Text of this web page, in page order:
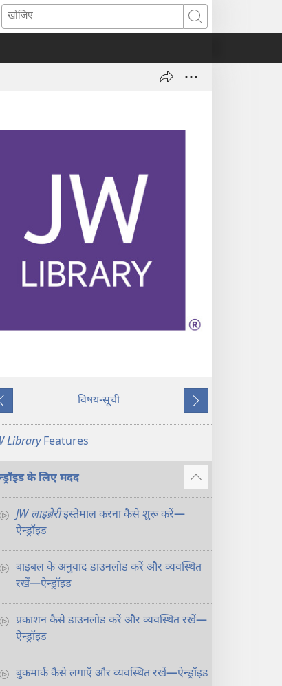
खोजिए
विषय-सूची
अगला
LibraryFeatures
के लिए मदद
Show
more
JW लाइब्रेरीइस्तेमाल करना कैसे शुरू करें—
ऐन्ड्रॉइड
बाइबल के अनुवाद डाउनलोड करें और व्यवस्थित
रखें—ऐन्ड्रॉइड
प्रकाशन कैसे डाउनलोड करें और व्यवस्थित रखें—
ऐन्ड्रॉइड
बुकमार्क कैसे लगाएँ और व्यवस्थित रखें—ऐन्ड्रॉइड